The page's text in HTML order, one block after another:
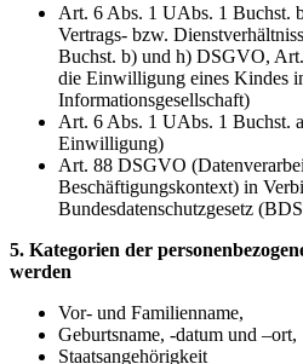
Art. 6 Abs. 1 UAbs. 1 Buchst.
Vertrags- bzw.
Buchst. b) und h) DSGVO,
die Einwilligung eines Kindes
Informationsgesellschaft)
Art. 6 Abs. 1 UAbs. 1
Einwilligung)
Art. 88 DSGVO
Beschäftigungskontext) in
Bundesdatenschutzgesetz
5. Kategorien der
werden
Vor- und Familienname,
Geburtsname, -datum und –ort,
Staatsangehörigkeit